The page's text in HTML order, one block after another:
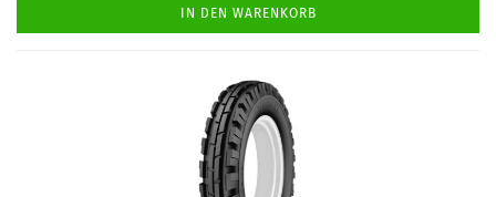
IN DEN WARENKORB